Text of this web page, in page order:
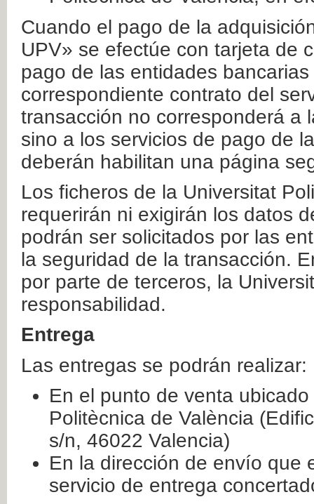
Cuando el pago de la
UPV» se efectúe con tarjeta de
pago de las entidades
correspondiente contrato del
transacción no corresponderá a
sino a los servicios de pago de
deberán habilitan una página
Los ficheros de la Universitat
requerirán ni exigirán los datos
podrán ser solicitados por las
la seguridad de la transacción.
por parte de terceros, la
responsabilidad.
Entrega
Las entregas se podrán realizar:
En el punto de venta
Politècnica de València
s/n, 46022 Valencia)
En la dirección de envío que
servicio de entrega